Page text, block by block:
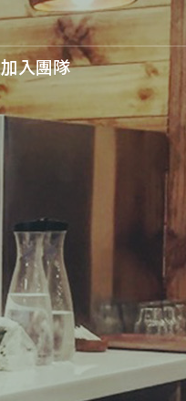
加入團隊